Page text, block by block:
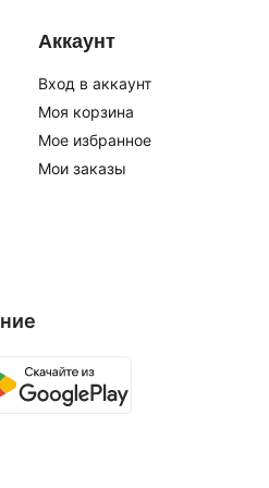
Аккаунт
Вход в аккаунт
Моя корзина
Мое избранное
Мои заказы